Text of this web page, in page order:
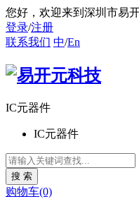
您好 ，欢迎来到深圳市易
登录/注册
联系我们 中/En
IC元器件
IC元器件
购物车(0)